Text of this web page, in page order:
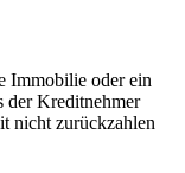
Immobilie oder ein
der Kreditnehmer
nicht zurückzahlen